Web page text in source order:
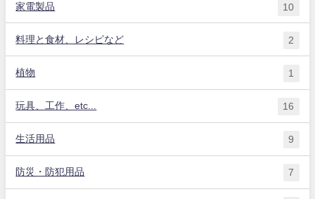
家電製品 10
料理と食材、レシピなど 2
植物 1
玩具、工作、etc... 16
生活用品 9
防災・防犯用品 7